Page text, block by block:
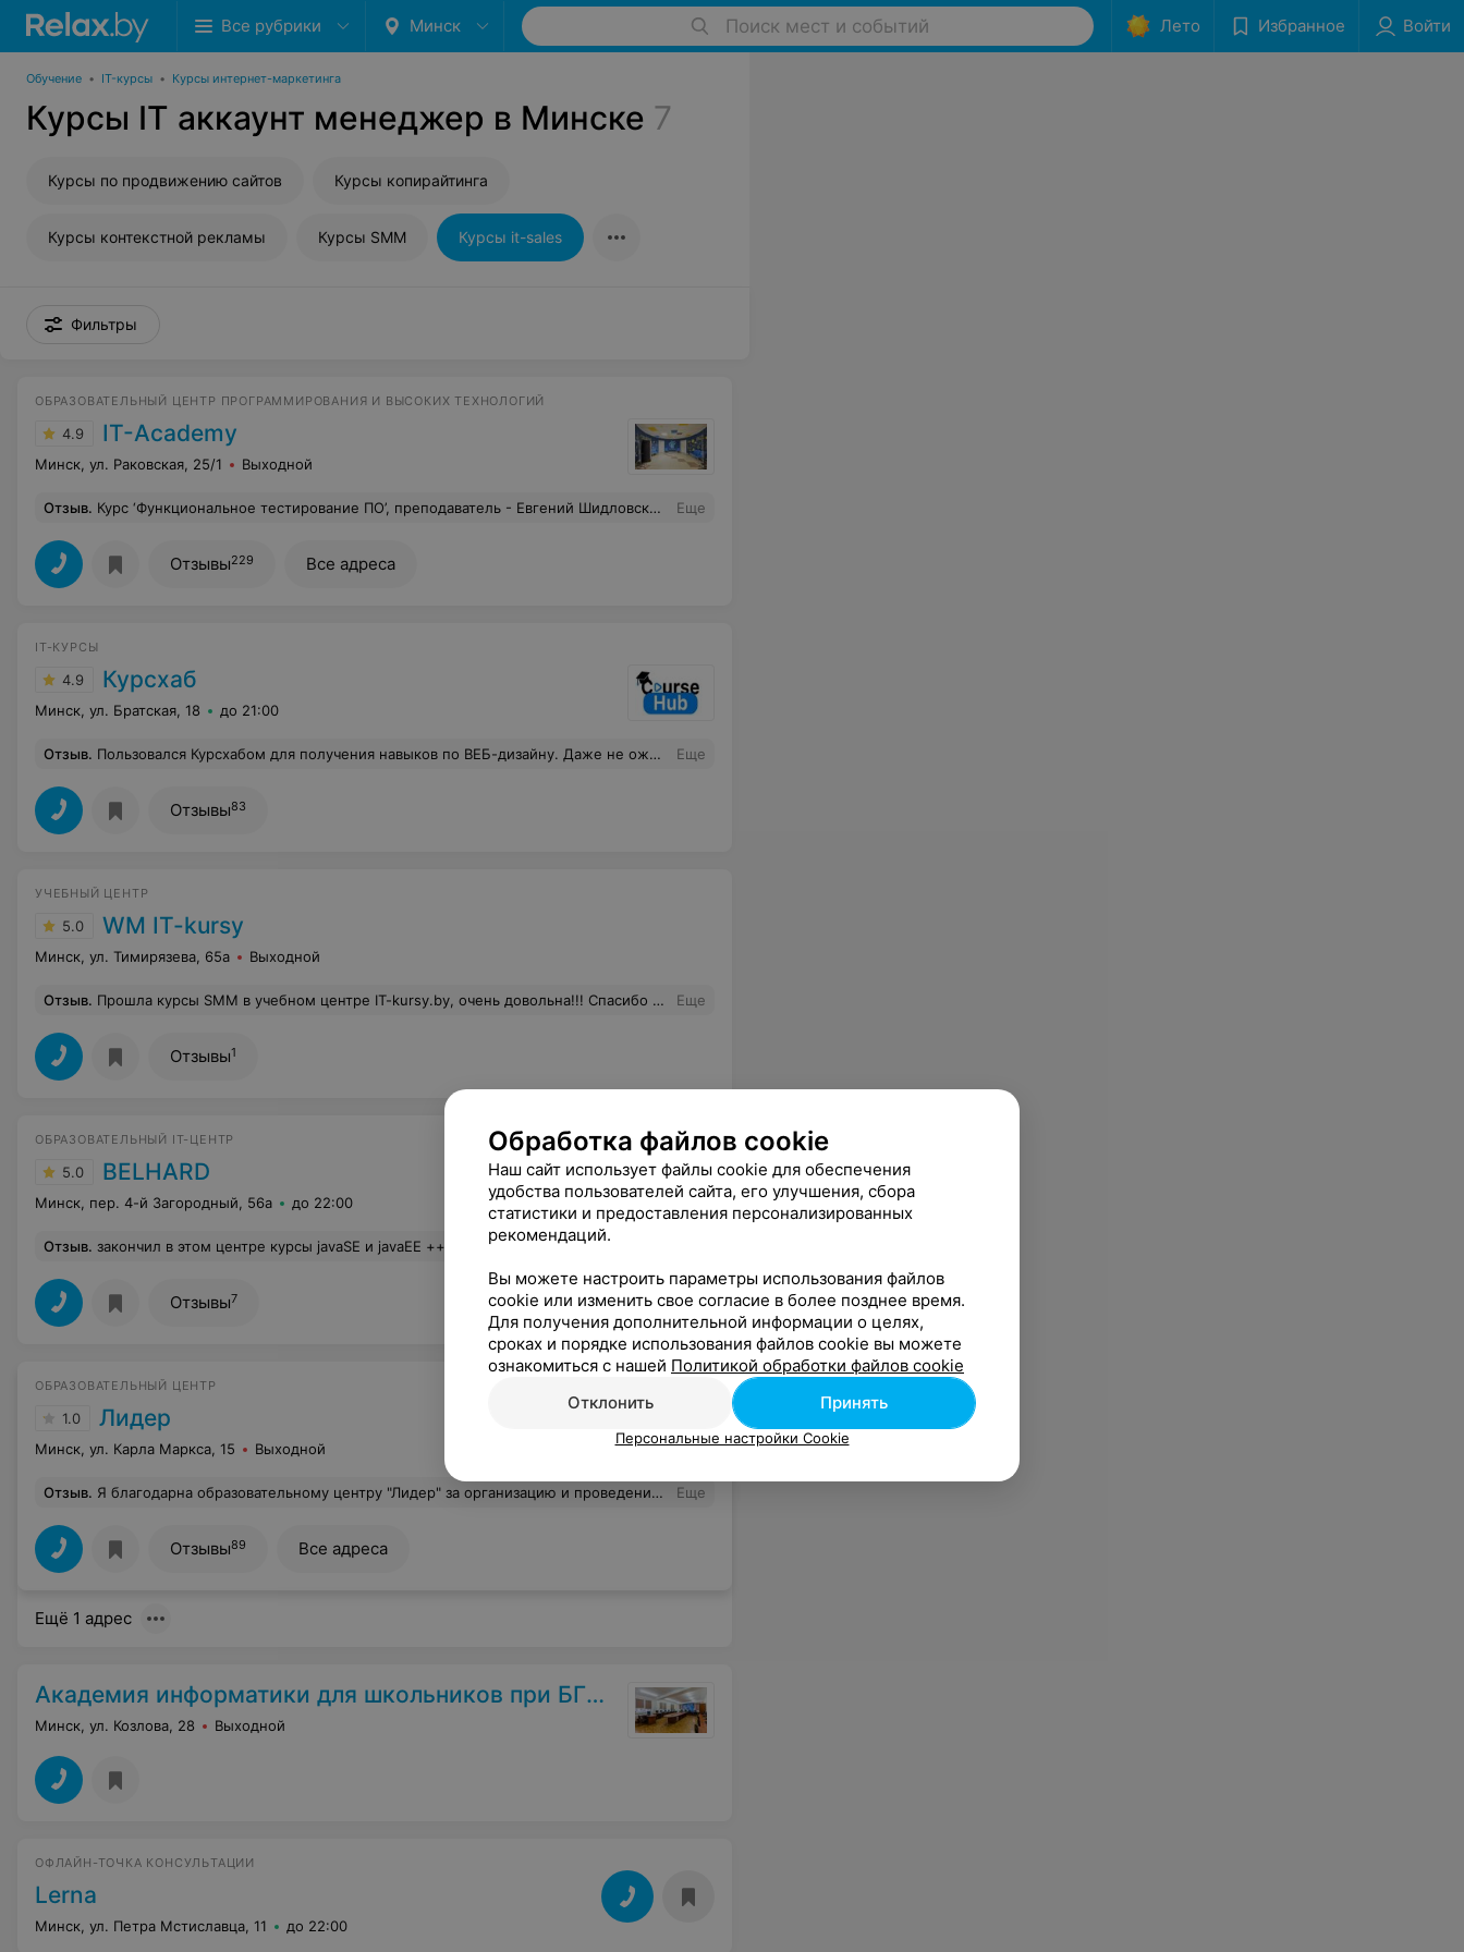
Все рубрики Минск Поиск мест и событий Лето Избранное Войти
Обучение • IT-курсы • Курсы интернет-маркетинга
Курсы IT аккаунт менеджер в Минске 7
Курсы по продвижению сайтов Курсы копирайтинга
Курсы контекстной рекламы Курсы SMM Курсы it-sales
Фильтры
ОБРАЗОВАТЕЛЬНЫЙ ЦЕНТР ПРОГРАММИРОВАНИЯ И ВЫСОКИХ ТЕХНОЛОГИЙ
4.9 IT-Academy
Минск, ул. Раковская, 25/1 Выходной
Отзыв. Курс ‘Функциональное тестирование ПО’, преподаватель - Евгений Шидловский. Начну с самого начала. Выбрав интересующий меня курс мне было очень важно оказаться в группе с преподавателем который не просто покажет слайды, расскажет теорию и посоветует что почитать или посмотреть. Моя цель была попасть к профессионалу своего дела, который сможет не только поделиться своими знаниями и опытом, но и дать совет как лучше справиться с теми или иными вопросами в реальных ситуациях. Евгений - это именно тот преподаватель! Он не просто рассказывал лекции, он всегда подкреплял каждую тему примерами. Всегда отвечал на вопросы и что самое главное, благодаря отличному образовательному подходу он готовил своих учеников к реалиям работы в данной сфере. Огромное спасибо Жене, за его знания, терпение и конечно же за то, каким образом он делится своим опытом со своими ученикам! IT-Academy, спасибо вам за отлично подобранный преподавательский состав. Еще
Отзывы229 Все адреса
IT-КУРСЫ
4.9 Курсхаб
Минск, ул. Братская, 18 до 21:00
Отзыв. Пользовался Курсхабом для получения навыков по ВЕБ-дизайну. Даже не ожидал такого удачного сдвига в моей профессиональной деятельности. На курсхабе достойно проходит обучение. Индивидуальный преподователь, который составил график обучения под моё время. Скидывал в электронном виде пройденные лекции, для усвоения. Есть местный чат, где можно уточнить непонятное. Даже порекомендовали меня работодателю по этой профессии, после прохождения курса. Признателен Курсхабу и рекомендовал эту площадку знакомым. Еще
Отзывы83
УЧЕБНЫЙ ЦЕНТР
5.0 WM IT-kursy
Минск, ул. Тимирязева, 65а Выходной
Отзыв. Прошла курсы SMM в учебном центре IT-kursy.by, очень довольна!!! Спасибо спикеру курса Виктории! Опытный спикер, много практических кейсов, знания в области маркетинга и продвижения бизнеса через соцсети. Мы составили стратегию, запустили рекламу и столько очевидных ошибок стало в работе подрядчиков! Теперь знаю как и кого брать на работу и ставить правильно цели. С удовольствием записалась на курсы интернет-маркетинг у этого же спикера. Еще
Отзывы1
ОБРАЗОВАТЕЛЬНЫЙ IT-ЦЕНТР
5.0 BELHARD
Минск, пер. 4-й Загородный, 56а до 22:00
Отзыв. закончил в этом центре курсы javaSE и javaEE ++javaSE и Юрий Данилович: парень молодой, но материал давал толково. обратная связь присутствовала в достаточном количестве. с преподавателем можно держать контакт между занятиями, обсуждать вопросы по заданиям. единственный человек, в адрес которого хочется бросаться плюшками и ништячками )) --javaEE и Михаил Лазаревич: скорее негативные впечатления.Михаил как человек приятен, но поговорим о курсах. своей книги по javaEE у центра нет. преподаватель контакт между занятиями с учениками не поддерживает, в случае вопросов - разгребайте сами, или интересуйтесь у сокурсников, или ждите выходных (курсы вых. дня), когда сможете задать вопрос преподавателю. заданий много, зачастую очень объемные. много времени уходит на теорию, которую приходится искать в сети самостоятельно. --организационная работа в компании хромает и работа офиса оставляет желать лучшего.
Отзывы7
ОБРАЗОВАТЕЛЬНЫЙ ЦЕНТР
1.0 Лидер
Минск, ул. Карла Маркса, 15 Выходной
Отзыв. Я благодарна образовательному центру "Лидер" за организацию и проведение курсов в городе Минске. Моя цель достигнута - научиться шить, приобрела базовые знания и навыки. Шью и ношу свою одежду(юбка,брюки,блейзер). Сама сшила брюки - раньше не поверила бы! Преодолела главный страх - начать. Все благодаря тренеру Валентине Евгеньевне. Она всегда отвечает на вопросы, делится навыками и наработками. Программа отточена до мелочей. Еще
Отзывы89 Все адреса
Ещё 1 адрес
Академия информатики для школьников при БГУИР
Минск, ул. Козлова, 28 Выходной
ОФЛАЙН-ТОЧКА КОНСУЛЬТАЦИИ
Lerna
Минск, ул. Петра Мстиславца, 11 до 22:00
Обработка файлов cookie
Наш сайт использует файлы cookie для обеспечения
удобства пользователей сайта, его улучшения, сбора
статистики и предоставления персонализированных
рекомендаций.
Вы можете настроить параметры использования файлов
cookie или изменить свое согласие в более позднее время.
Для получения дополнительной информации о целях,
сроках и порядке использования файлов cookie вы можете
ознакомиться с нашей Политикой обработки файлов cookie
Отклонить
Принять
Персональные настройки Cookie